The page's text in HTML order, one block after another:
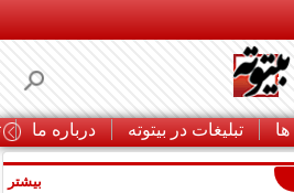
ها تبلیغات در بیتوته درباره ما
بیشتر